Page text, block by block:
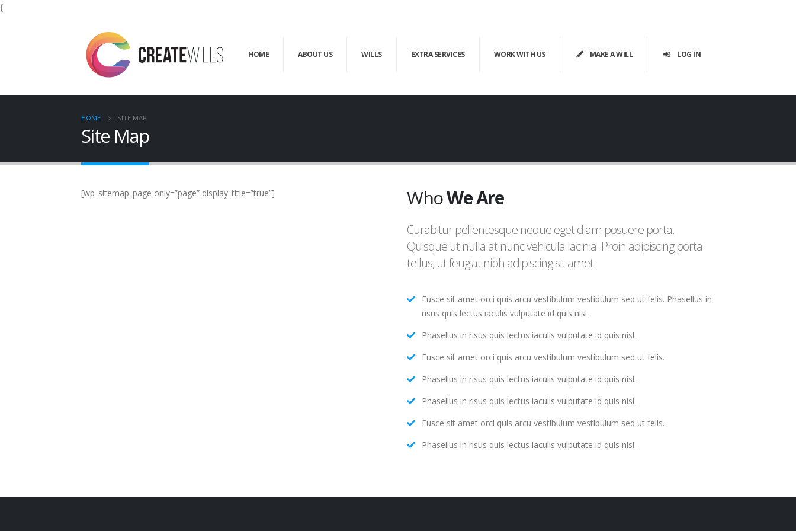
{
HOME ABOUT US WILLS EXTRA SERVICES WORK WITH US MAKE A WILL LOG IN
HOME SITE MAP
Site Map
[wp_sitemap_page only=”page” display_title=”true”] WhoWe Are
Curabitur pellentesque neque eget diam posuere porta.
Quisque ut nulla at nunc vehicula lacinia. Proin adipiscing porta
tellus, ut feugiat nibh adipiscing sit amet.
Fusce sit amet orci quis arcu vestibulum vestibulum sed ut felis. Phasellus in
risus quis lectus iaculis vulputate id quis nisl.
Phasellus in risus quis lectus iaculis vulputate id quis nisl.
Fusce sit amet orci quis arcu vestibulum vestibulum sed ut felis.
Phasellus in risus quis lectus iaculis vulputate id quis nisl.
Phasellus in risus quis lectus iaculis vulputate id quis nisl.
Fusce sit amet orci quis arcu vestibulum vestibulum sed ut felis.
Phasellus in risus quis lectus iaculis vulputate id quis nisl.